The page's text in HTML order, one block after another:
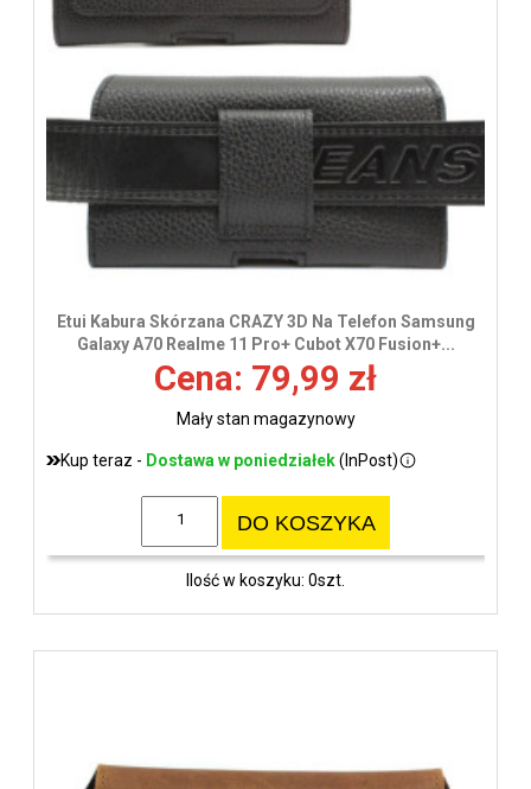
Etui Kabura Skórzana CRAZY 3D Na Telefon Samsung
Galaxy A70 Realme 11 Pro+ Cubot X70 Fusion+...
Cena: 79,99 zł
Mały stan magazynowy
Kup teraz - Dostawa w poniedziałek(InPost)
DO KOSZYKA
Ilość w koszyku: 0szt.